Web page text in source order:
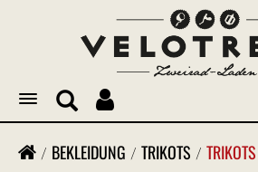
Toggle
navigation
BEKLEIDUNG TRIKOTS